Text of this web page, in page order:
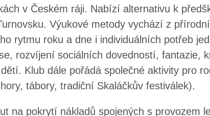
v Českém ráji. Nabízí alternativu k
Výukové metody vychází z
rytmu roku a dne i individuálních potřeb
rozvíjení sociálních dovedností, fantazie,
Klub dále pořádá společné aktivity pro
tábory, tradiční Skaláčkův festiválek).
na pokrytí nákladů spojených s provozem